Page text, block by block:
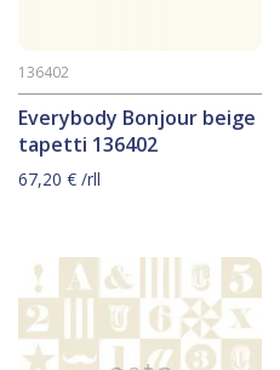
Everybody Bonjour beige
tapetti 136402
136402
67,20 € /rll